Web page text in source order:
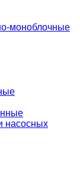
моноблочные
насосных